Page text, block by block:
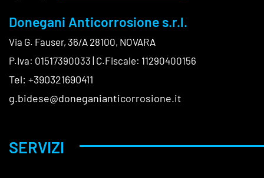
Donegani Anticorrosione s.r.l.
Via G. Fauser, 36/A 28100, NOVARA
P.Iva: 01517390033 | C.Fiscale: 11290400156
Tel: +390321690411
g.bidese@doneganianticorrosione.it
SERVIZI